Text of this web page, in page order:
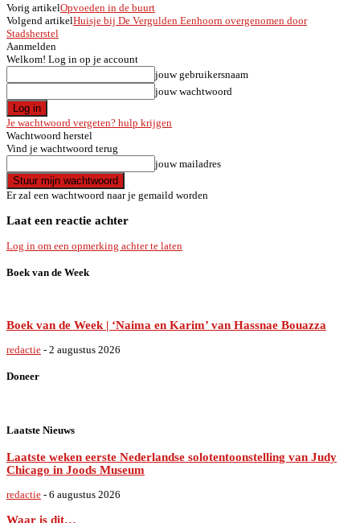
Vorig artikelOpvoeden in de buurt
Volgend artikelHuisje bij De Vergulden Eenhoorn overgenomen door
Stadsherstel
Aanmelden
Welkom! Log in op je account
jouw gebruikersnaam
jouw wachtwoord
Je wachtwoord vergeten? hulp krijgen
Wachtwoord herstel
Vind je wachtwoord terug
jouw mailadres
Er zal een wachtwoord naar je gemaild worden
Laat een reactie achter
Log in om een opmerking achter te laten
Boek van de Week
Boek van de Week | ‘Naima en Karim’ van Hassnae Bouazza
redactie - 2 augustus 2026
Doneer
Laatste Nieuws
Laatste weken eerste Nederlandse solotentoonstelling van Judy
Chicago in Joods Museum
redactie - 6 augustus 2026
Waar is dit…